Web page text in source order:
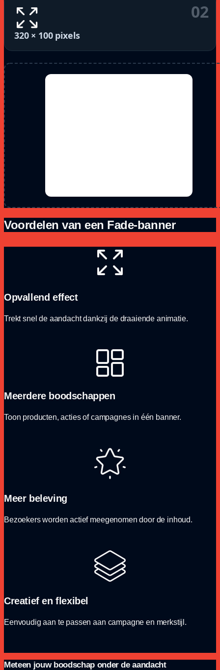
320 × 100 pixels
02
Voordelen van een Fade-banner
Opvallend effect
Trekt snel de aandacht dankzij de draaiende animatie.
Meerdere boodschappen
Toon producten, acties of campagnes in één banner.
Meer beleving
Bezoekers worden actief meegenomen door de inhoud.
Creatief en flexibel
Eenvoudig aan te passen aan campagne en merkstijl.
Meteen jouw boodschap onder de aandacht